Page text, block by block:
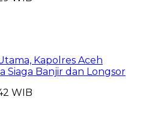
Kapolres Aceh
Siaga Banjir dan Longsor
WIB